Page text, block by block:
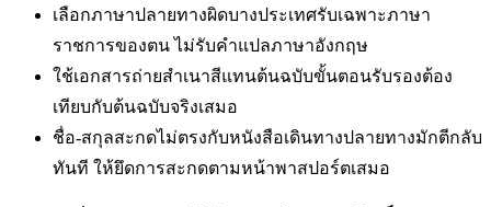
เลือกภาษาปลายทางผิดบางประเทศรับเฉพาะภาษา
ราชการของตน ไม่รับคำแปลภาษาอังกฤษ
ใช้เอกสารถ่ายสำเนาสีแทนต้นฉบับขั้นตอนรับรองต้อง
เทียบกับต้นฉบับจริงเสมอ
ชื่อ-สกุลสะกดไม่ตรงกับหนังสือเดินทางปลายทางมักตีกลับ
ทันที ให้ยึดการสะกดตามหน้าพาสปอร์ตเสมอ